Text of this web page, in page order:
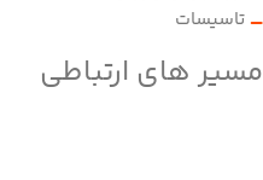
تاسیسات
مسیر های ارتباطی